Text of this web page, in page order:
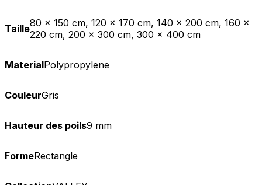
Taille80 x 150 cm, 120 x 170 cm, 140 x 200 cm, 160 x
220 cm, 200 x 300 cm, 300 x 400 cm
MaterialPolypropylene
CouleurGris
Hauteur des poils9 mm
FormeRectangle